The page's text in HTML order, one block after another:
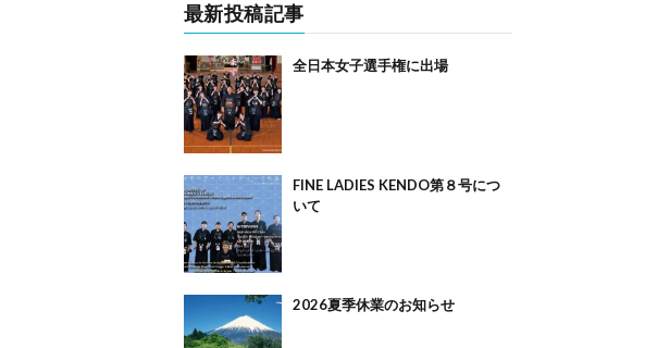
最新投稿記事
全日本女子選手権に出場
FINE LADIES KENDO第８号につ
いて
2026夏季休業のお知らせ